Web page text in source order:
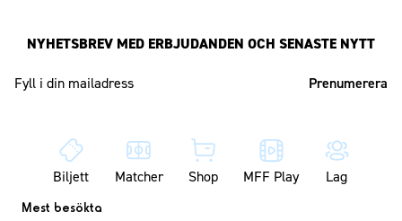
NYHETSBREV MED ERBJUDANDEN OCH SENASTE NYTT
Biljett Matcher Shop MFF Play Lag
Mest besökta